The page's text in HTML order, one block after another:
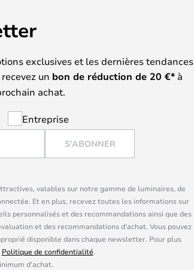
exclusives et les dernières tendances
un bon de réduction de 20 €* à
achat.
Entreprise
S'ABONNER
valables sur notre gamme de luminaires, de
Et en plus, recevez toutes les informations sur
personnalisés et des recommandations ainsi que des
et des recommandations d'achat. Vous pouvez
disponible dans chaque newsletter. Pour plus
Politique de confidentialité.
d'achat.